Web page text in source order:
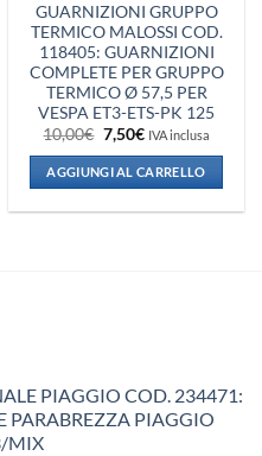
GUARNIZIONI GRUPPO
TERMICO MALOSSI COD.
118405: GUARNIZIONI
COMPLETE PER GRUPPO
TERMICO Ø 57,5 PER
VESPA ET3-ETS-PK 125
10,00€ Il
prezzo
originale
era:
10,00€.
7,50€Il
attuale
è:
7,50€.
IVA inclusa
AGGIUNGI AL CARRELLO
PIAGGIO COD. 234471:
PARABREZZA PIAGGIO
MIX